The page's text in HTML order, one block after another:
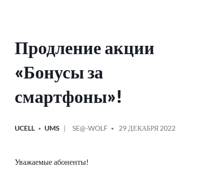
Продление акции
«Бонусы за
смартфоны»!
В
UCELL UMS
ОТ
SE@-WOLF 29 ДЕКАБРЯ 2022
Уважаемые абоненты!